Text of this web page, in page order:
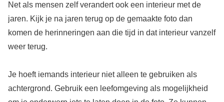
Net als mensen zelf verandert ook een interieur met de
jaren. Kijk je na jaren terug op de gemaakte foto dan
komen de herinneringen aan die tijd in dat interieur vanzelf
weer terug.
Je hoeft iemands interieur niet alleen te gebruiken als
achtergrond. Gebruik een leefomgeving als mogelijkheid